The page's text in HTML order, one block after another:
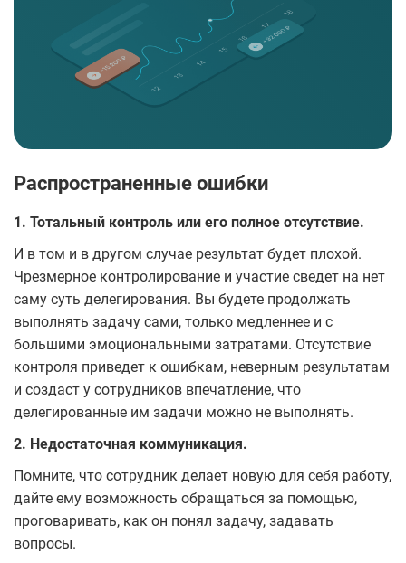
Распространенные ошибки
1. Тотальный контроль или его полное отсутствие.
И в том и в другом случае результат будет плохой.
Чрезмерное контролирование и участие сведет на нет
саму суть делегирования. Вы будете продолжать
выполнять задачу сами, только медленнее и с
большими эмоциональными затратами. Отсутствие
контроля приведет к ошибкам, неверным результатам
и создаст у сотрудников впечатление, что
делегированные им задачи можно не выполнять.
2. Недостаточная коммуникация.
Помните, что сотрудник делает новую для себя работу,
дайте ему возможность обращаться за помощью,
проговаривать, как он понял задачу, задавать
вопросы.